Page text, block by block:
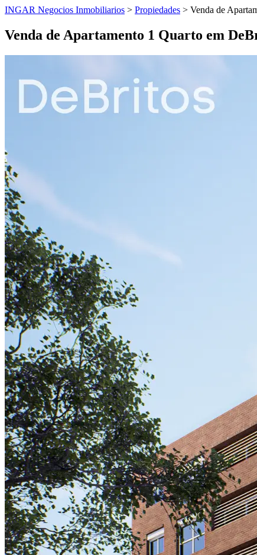
INGAR Negocios Inmobiliarios > Propiedades > Venda de
Venda de Apartamento 1 Quarto em